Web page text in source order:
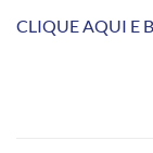
CLIQUE AQUI E